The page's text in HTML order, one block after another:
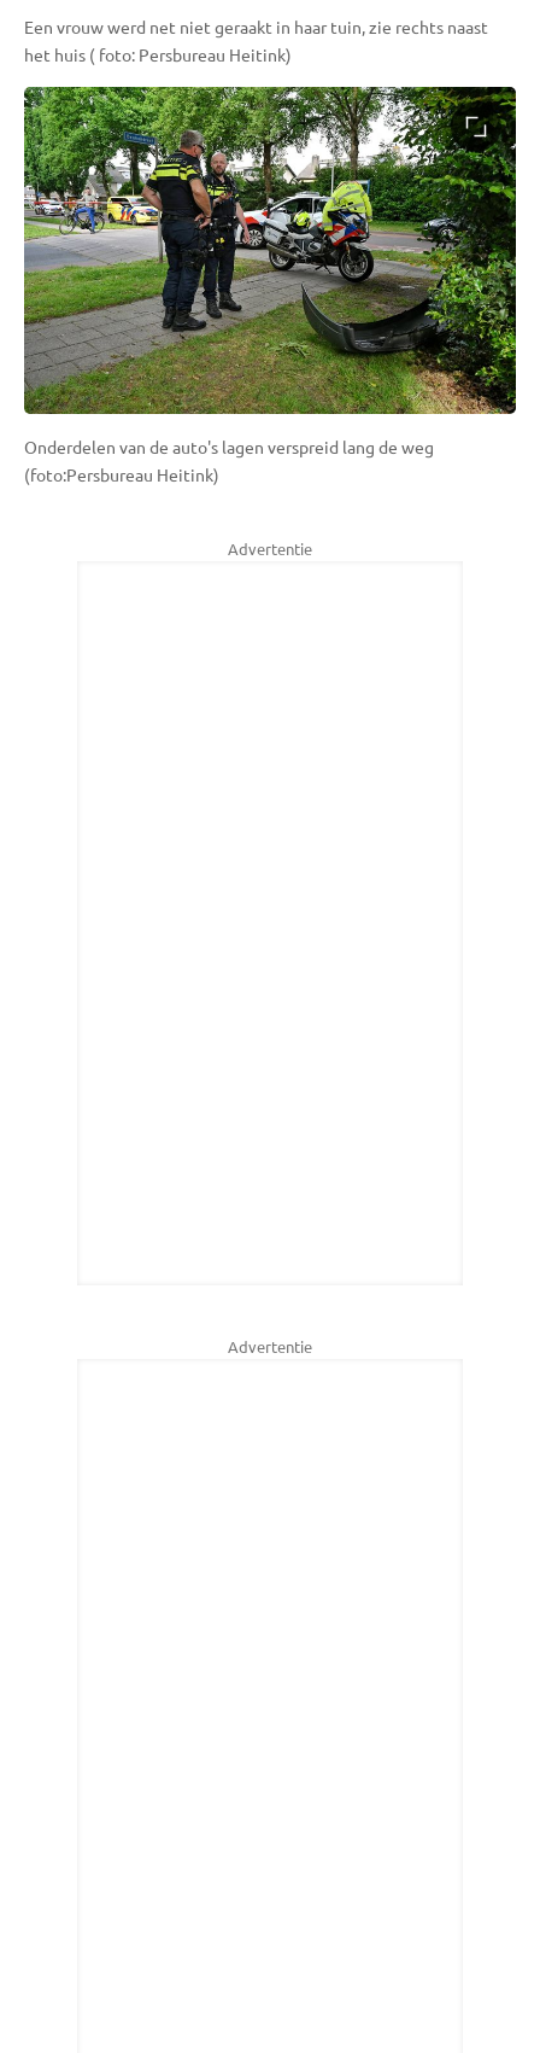
Een vrouw werd net niet geraakt in haar tuin, zie rechts naast
het huis ( foto: Persbureau Heitink)
Onderdelen van de auto's lagen verspreid lang de weg
(foto:Persbureau Heitink)
Advertentie
Advertentie